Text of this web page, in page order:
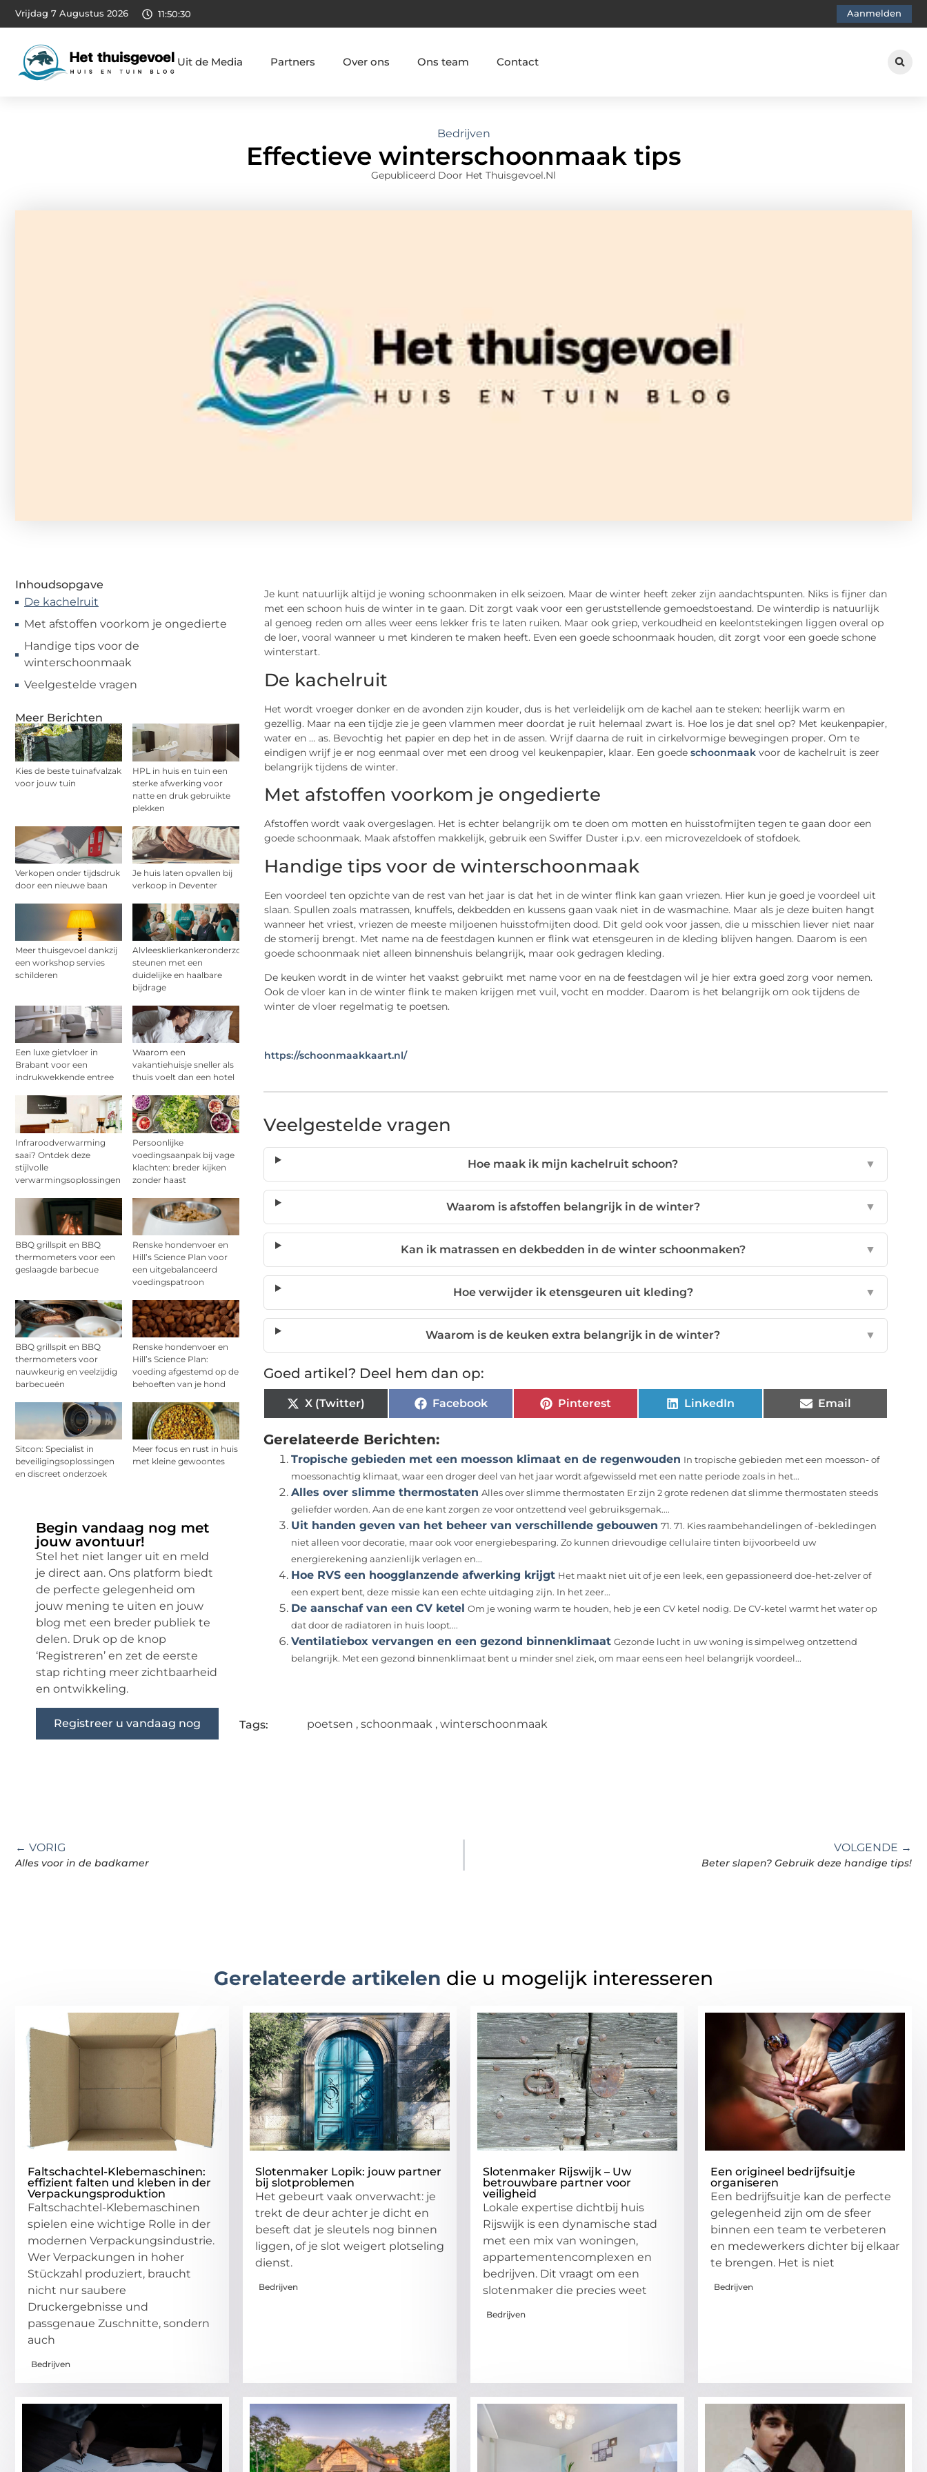
Vrijdag 7 Augustus 2026 11:50:31 Aanmelden
Uit de Media Partners Over ons Ons team Contact
Bedrijven
Effectieve winterschoonmaak tips
Gepubliceerd Door Het Thuisgevoel.nl
Inhoudsopgave
De kachelruit
Met afstoffen voorkom je ongedierte
Handige tips voor de
winterschoonmaak
Veelgestelde vragen
Meer Berichten
Kies de beste tuinafvalzak
voor jouw tuin
HPL in huis en tuin een
sterke afwerking voor
natte en druk gebruikte
plekken
Verkopen onder tijdsdruk
door een nieuwe baan
Je huis laten opvallen bij
verkoop in Deventer
Meer thuisgevoel dankzij
een workshop servies
schilderen
Alvleesklierkankeronderzoek
steunen met een
duidelijke en haalbare
bijdrage
Een luxe gietvloer in
Brabant voor een
indrukwekkende entree
Waarom een
vakantiehuisje sneller als
thuis voelt dan een hotel
Infraroodverwarming
saai? Ontdek deze
stijlvolle
verwarmingsoplossingen
Persoonlijke
voedingsaanpak bij vage
klachten: breder kijken
zonder haast
BBQ grillspit en BBQ
thermometers voor een
geslaagde barbecue
Renske hondenvoer en
Hill’s Science Plan voor
een uitgebalanceerd
voedingspatroon
BBQ grillspit en BBQ
thermometers voor
nauwkeurig en veelzijdig
barbecueën
Renske hondenvoer en
Hill’s Science Plan:
voeding afgestemd op de
behoeften van je hond
Sitcon: Specialist in
beveiligingsoplossingen
en discreet onderzoek
Meer focus en rust in huis
met kleine gewoontes
Begin vandaag nog met
jouw avontuur!
Stel het niet langer uit en meld
je direct aan. Ons platform biedt
de perfecte gelegenheid om
jouw mening te uiten en jouw
blog met een breder publiek te
delen. Druk op de knop
‘Registreren’ en zet de eerste
stap richting meer zichtbaarheid
en ontwikkeling.
Registreer u vandaag nog
Je kunt natuurlijk altijd je woning schoonmaken in elk seizoen. Maar de winter heeft zeker zijn aandachtspunten. Niks is fijner dan
met een schoon huis de winter in te gaan. Dit zorgt vaak voor een geruststellende gemoedstoestand. De winterdip is natuurlijk
al genoeg reden om alles weer eens lekker fris te laten ruiken. Maar ook griep, verkoudheid en keelontstekingen liggen overal op
de loer, vooral wanneer u met kinderen te maken heeft. Even een goede schoonmaak houden, dit zorgt voor een goede schone
winterstart.
De kachelruit
Het wordt vroeger donker en de avonden zijn kouder, dus is het verleidelijk om de kachel aan te steken: heerlijk warm en
gezellig. Maar na een tijdje zie je geen vlammen meer doordat je ruit helemaal zwart is. Hoe los je dat snel op? Met keukenpapier,
water en … as. Bevochtig het papier en dep het in de assen. Wrijf daarna de ruit in cirkelvormige bewegingen proper. Om te
eindigen wrijf je er nog eenmaal over met een droog vel keukenpapier, klaar. Een goede schoonmaak voor de kachelruit is zeer
belangrijk tijdens de winter.
Met afstoffen voorkom je ongedierte
Afstoffen wordt vaak overgeslagen. Het is echter belangrijk om te doen om motten en huisstofmijten tegen te gaan door een
goede schoonmaak. Maak afstoffen makkelijk, gebruik een Swiffer Duster i.p.v. een microvezeldoek of stofdoek.
Handige tips voor de winterschoonmaak
Een voordeel ten opzichte van de rest van het jaar is dat het in de winter flink kan gaan vriezen. Hier kun je goed je voordeel uit
slaan. Spullen zoals matrassen, knuffels, dekbedden en kussens gaan vaak niet in de wasmachine. Maar als je deze buiten hangt
wanneer het vriest, vriezen de meeste miljoenen huisstofmijten dood. Dit geld ook voor jassen, die u misschien liever niet naar
de stomerij brengt. Met name na de feestdagen kunnen er flink wat etensgeuren in de kleding blijven hangen. Daarom is een
goede schoonmaak niet alleen binnenshuis belangrijk, maar ook gedragen kleding.
De keuken wordt in de winter het vaakst gebruikt met name voor en na de feestdagen wil je hier extra goed zorg voor nemen.
Ook de vloer kan in de winter flink te maken krijgen met vuil, vocht en modder. Daarom is het belangrijk om ook tijdens de
winter de vloer regelmatig te poetsen.
https://schoonmaakkaart.nl/
Veelgestelde vragen
Hoe maak ik mijn kachelruit schoon? ▼
Waarom is afstoffen belangrijk in de winter? ▼
Kan ik matrassen en dekbedden in de winter schoonmaken? ▼
Hoe verwijder ik etensgeuren uit kleding? ▼
Waarom is de keuken extra belangrijk in de winter? ▼
Goed artikel? Deel hem dan op:
X (Twitter) Facebook Pinterest LinkedIn Email
Gerelateerde Berichten:
Tropische gebieden met een moesson klimaat en de regenwouden In tropische gebieden met een moesson- of
moessonachtig klimaat, waar een droger deel van het jaar wordt afgewisseld met een natte periode zoals in het...
Alles over slimme thermostaten Alles over slimme thermostaten Er zijn 2 grote redenen dat slimme thermostaten steeds
geliefder worden. Aan de ene kant zorgen ze voor ontzettend veel gebruiksgemak....
Uit handen geven van het beheer van verschillende gebouwen 71. 71. Kies raambehandelingen of -bekledingen
niet alleen voor decoratie, maar ook voor energiebesparing. Zo kunnen drievoudige cellulaire tinten bijvoorbeeld uw
energierekening aanzienlijk verlagen en...
Hoe RVS een hoogglanzende afwerking krijgt Het maakt niet uit of je een leek, een gepassioneerd doe-het-zelver of
een expert bent, deze missie kan een echte uitdaging zijn. In het zeer...
De aanschaf van een CV ketel Om je woning warm te houden, heb je een CV ketel nodig. De CV-ketel warmt het water op
dat door de radiatoren in huis loopt....
Ventilatiebox vervangen en een gezond binnenklimaat Gezonde lucht in uw woning is simpelweg ontzettend
belangrijk. Met een gezond binnenklimaat bent u minder snel ziek, om maar eens een heel belangrijk voordeel...
Tags: poetsen , schoonmaak, winterschoonmaak
← VORIG
Alles voor in de badkamer
VOLGENDE →
Beter slapen? Gebruik deze handige tips!
Gerelateerde artikelen die u mogelijk interesseren
Faltschachtel-Klebemaschinen:
effizient falten und kleben in der
Verpackungsproduktion
Faltschachtel-Klebemaschinen
spielen eine wichtige Rolle in der
modernen Verpackungsindustrie.
Wer Verpackungen in hoher
Stückzahl produziert, braucht
nicht nur saubere
Druckergebnisse und
passgenaue Zuschnitte, sondern
auch
Bedrijven
Slotenmaker Lopik: jouw partner
bij slotproblemen
Het gebeurt vaak onverwacht: je
trekt de deur achter je dicht en
beseft dat je sleutels nog binnen
liggen, of je slot weigert plotseling
dienst.
Bedrijven
Slotenmaker Rijswijk – Uw
betrouwbare partner voor
veiligheid
Lokale expertise dichtbij huis
Rijswijk is een dynamische stad
met een mix van woningen,
appartementencomplexen en
bedrijven. Dit vraagt om een
slotenmaker die precies weet
Bedrijven
Een origineel bedrijfsuitje
organiseren
Een bedrijfsuitje kan de perfecte
gelegenheid zijn om de sfeer
binnen een team te verbeteren
en medewerkers dichter bij elkaar
te brengen. Het is niet
Bedrijven